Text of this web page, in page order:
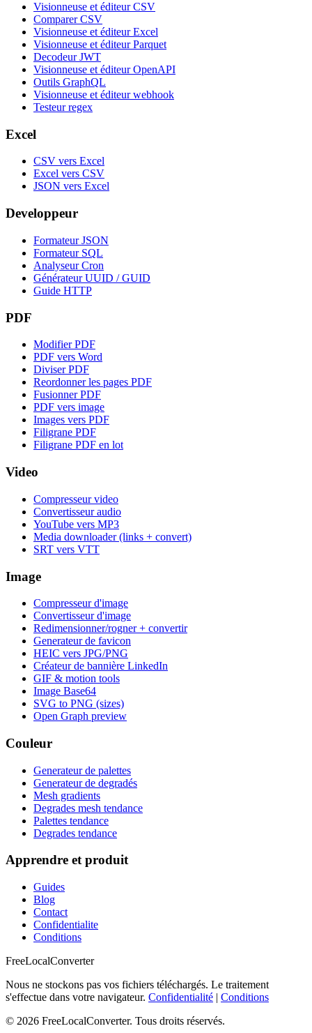
Visionneuse et éditeur CSV
Comparer CSV
Visionneuse et éditeur Excel
Visionneuse et éditeur Parquet
Decodeur JWT
Visionneuse et éditeur OpenAPI
Outils GraphQL
Visionneuse et éditeur webhook
Testeur regex
Excel
CSV vers Excel
Excel vers CSV
JSON vers Excel
Developpeur
Formateur JSON
Formateur SQL
Analyseur Cron
Générateur UUID / GUID
Guide HTTP
PDF
Modifier PDF
PDF vers Word
Diviser PDF
Reordonner les pages PDF
Fusionner PDF
PDF vers image
Images vers PDF
Filigrane PDF
Filigrane PDF en lot
Video
Compresseur video
Convertisseur audio
YouTube vers MP3
Media downloader (links + convert)
SRT vers VTT
Image
Compresseur d'image
Convertisseur d'image
Redimensionner/rogner + convertir
Generateur de favicon
HEIC vers JPG/PNG
Créateur de bannière LinkedIn
GIF & motion tools
Image Base64
SVG to PNG (sizes)
Open Graph preview
Couleur
Generateur de palettes
Generateur de degradés
Mesh gradients
Degrades mesh tendance
Palettes tendance
Degrades tendance
Apprendre et produit
Guides
Blog
Contact
Confidentialite
Conditions
FreeLocalConverter
Nous ne stockons pas vos fichiers téléchargés. Le traitement
s'effectue dans votre navigateur. Confidentialité | Conditions
© 2026 FreeLocalConverter. Tous droits réservés.